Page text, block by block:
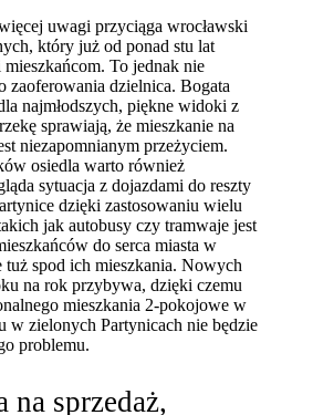
uwagi przyciąga wrocławski
który już od ponad stu lat
To jednak nie
zaoferowania dzielnica. Bogata
najmłodszych, piękne widoki z
sprawiają, że mieszkanie na
niezapomnianym przeżyciem.
osiedla warto również
sytuacja z dojazdami do reszty
dzięki zastosowaniu wielu
jak autobusy czy tramwaje jest
do serca miasta w
tuż spod ich mieszkania. Nowych
na rok przybywa, dzięki czemu
mieszkania 2-pokojowe w
w zielonych Partynicach nie będzie
problemu.
na sprzedaż,